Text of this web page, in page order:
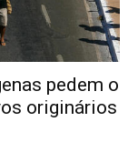
pedem o
originários